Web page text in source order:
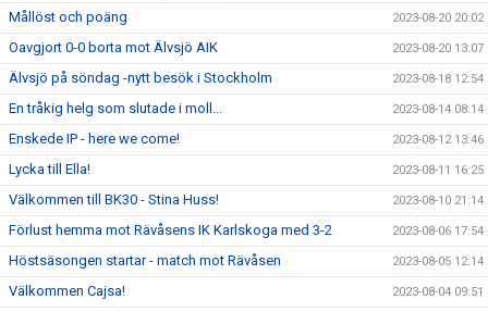
Mållöst och poäng 2023-08-20 20:02
Oavgjort 0-0 borta mot Älvsjö AIK 2023-08-20 13:07
Älvsjö på söndag -nytt besök i Stockholm 2023-08-18 12:54
En tråkig helg som slutade i moll... 2023-08-14 08:14
Enskede IP - here we come! 2023-08-12 13:46
Lycka till Ella! 2023-08-11 16:25
Välkommen till BK30 - Stina Huss! 2023-08-10 21:14
Förlust hemma mot Rävåsens IK Karlskoga med 3-2 2023-08-06 17:54
Höstsäsongen startar - match mot Rävåsen 2023-08-05 12:14
Välkommen Cajsa! 2023-08-04 09:51